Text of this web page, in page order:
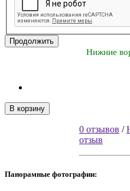
Продолжить
Нижние
В корзину
0 отзывов /
отзыв
Панорамные фотографии: